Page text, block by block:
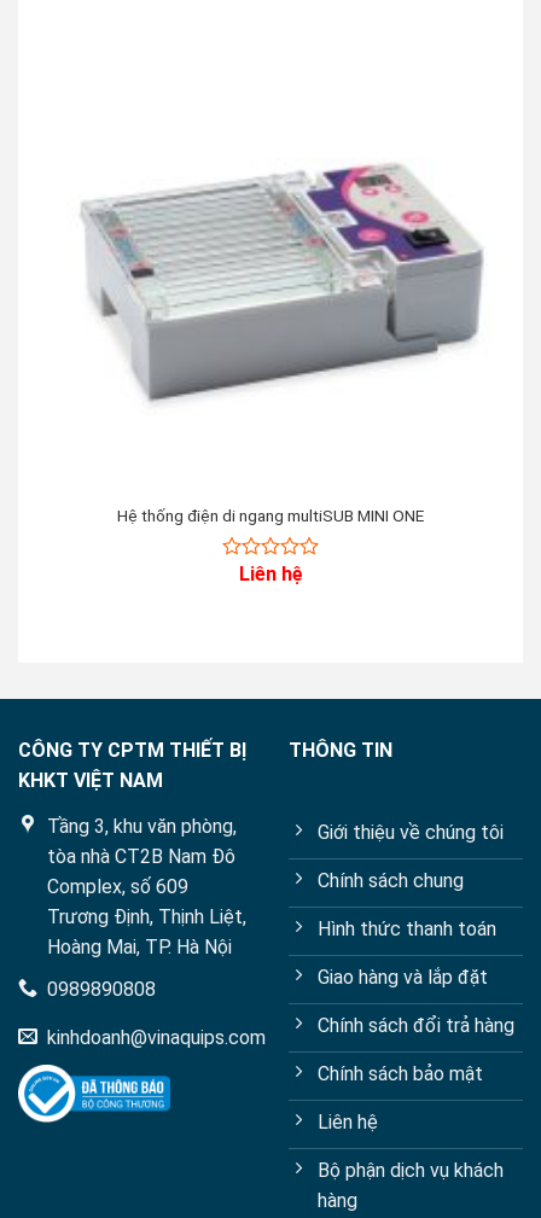
Hệ thống điện di ngang multiSUB MINI ONE
Liên hệ
CÔNG TY CPTM THIẾT BỊ
KHKT VIỆT NAM
Tầng 3, khu văn phòng,
tòa nhà CT2B Nam Đô
Complex, số 609
Trương Định, Thịnh Liệt,
Hoàng Mai, TP. Hà Nội
0989890808
kinhdoanh@vinaquips.com
THÔNG TIN
Giới thiệu về chúng tôi
Chính sách chung
Hình thức thanh toán
Giao hàng và lắp đặt
Chính sách đổi trả hàng
Chính sách bảo mật
Liên hệ
Bộ phận dịch vụ khách
hàng